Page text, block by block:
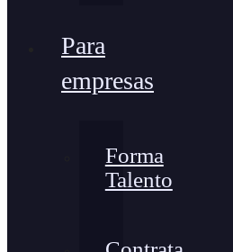
Para
empresas
Forma
Talento